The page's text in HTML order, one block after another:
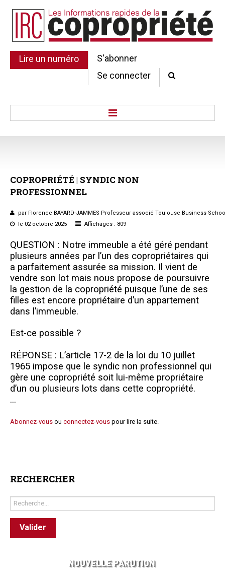
Lire un numéro
S'abonner
Se connecter
Au Parlement
Gestion et maintenance
Pratique de la copro.
Jurisprudence
Études juridiques
Copro. en difficulté
Formez-vous !
Parole d'experts*
COPROPRIÉTÉ | SYNDIC NON
PROFESSIONNEL
par Florence BAYARD-JAMMES Professeur associé Toulouse Business
le 02 octobre 2025
Affichages : 809
QUESTION : Notre immeuble a été géré pendant
plusieurs années par l’un des copropriétaires qui
a parfaitement assurée sa mission. Il vient de
vendre son lot mais nous propose de poursuivre
la gestion de la copropriété puisque l’une de ses
filles est encore propriétaire d’un appartement
dans l’immeuble.
Est-ce possible ?
RÉPONSE : L’article 17-2 de la loi du 10 juillet
1965 impose que le syndic non professionnel qui
gère une copropriété soit lui-même propriétaire
d’un ou plusieurs lots dans cette copropriété.
...
Abonnez-vous ou connectez-vous pour lire la suite.
RECHERCHER
Rechercher
Valider